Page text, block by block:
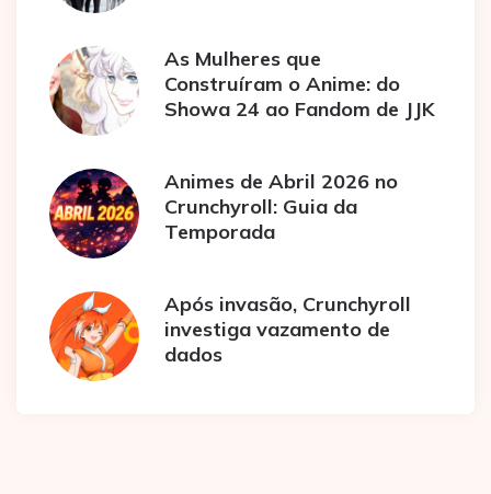
As Mulheres que
Construíram o Anime: do
Showa 24 ao Fandom de JJK
Animes de Abril 2026 no
Crunchyroll: Guia da
Temporada
Após invasão, Crunchyroll
investiga vazamento de
dados